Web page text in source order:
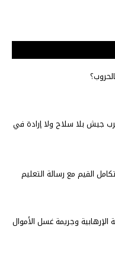
جيش بلا سلاح ولا إرادة في
القيم مع رسالة التعليم
الإرهابية وجريمة غسل الأموال